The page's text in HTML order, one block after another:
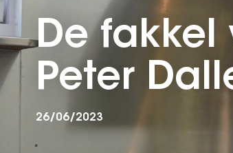
De fakkel
Peter
26/06/2023